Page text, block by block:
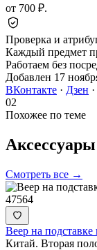
от 700 ₽.
Проверка и
Каждый предмет
Работаем без
Добавлен 17
ВКонтакте · Дзен ·
02
Похожее по теме
Аксессуары
Смотреть все →
47564
Веер на
Китай. Вторая